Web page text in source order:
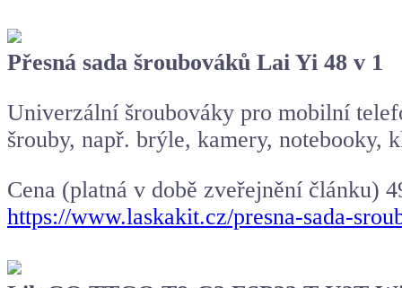
Přesná sada šroubováků Lai Yi 48 v 1
Univerzální šroubováky pro mobilní
šrouby, např. brýle, kamery, notebooky,
Cena (platná v době zveřejnění článku)
https://www.laskakit.cz/presna-sada-